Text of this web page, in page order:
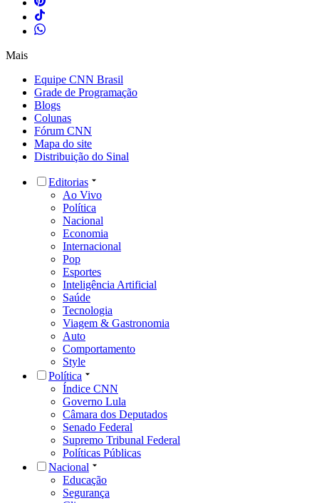
Mais
Equipe CNN Brasil
Grade de Programação
Blogs
Colunas
Fórum CNN
Mapa do site
Distribuição do Sinal
Editorias
Ao Vivo
Política
Nacional
Economia
Internacional
Pop
Esportes
Inteligência Artificial
Saúde
Tecnologia
Viagem & Gastronomia
Auto
Comportamento
Style
Política
Índice CNN
Governo Lula
Câmara dos Deputados
Senado Federal
Supremo Tribunal Federal
Políticas Públicas
Nacional
Educação
Segurança